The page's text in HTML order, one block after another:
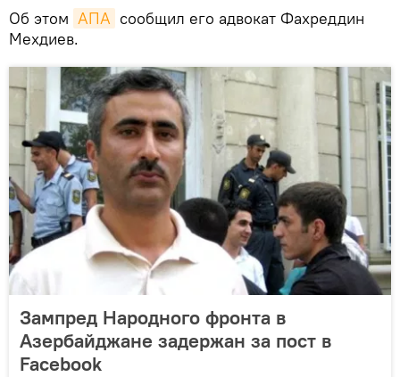
Об этом АПА сообщил его адвокат Фахреддин
Мехдиев.
Зампред Народного фронта в
Азербайджане задержан за пост в
Facebook